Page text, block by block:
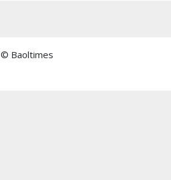
© Baoltimes